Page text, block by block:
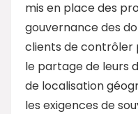
mis en place des
gouvernance des
clients de contrôler
le partage de leurs
de localisation
les exigences de